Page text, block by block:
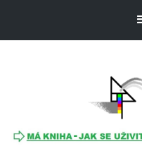
ArtLipa.cz